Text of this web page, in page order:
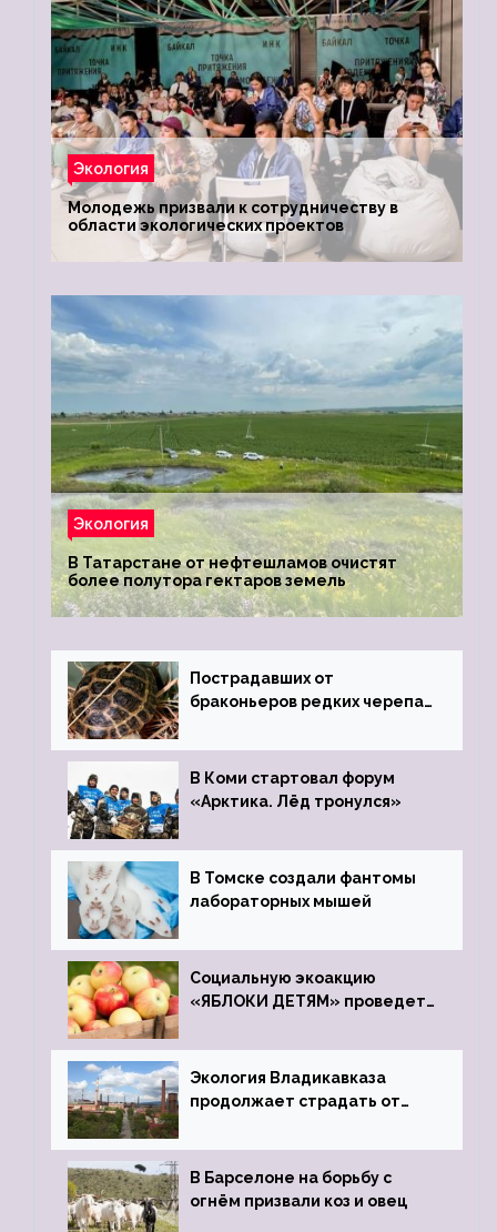
Экология
Молодежь призвали к сотрудничеству в
области экологических проектов
Экология
В Татарстане от нефтешламов очистят
более полутора гектаров земель
Пострадавших от
браконьеров редких черепах
зоопарк
В Коми стартовал форум
«Арктика. Лёд тронулся»
В Томске создали фантомы
лабораторных мышей
Социальную экоакцию
«ЯБЛОКИ ДЕТЯМ» проведет
Экология Владикавказа
продолжает страдать от
В Барселоне на борьбу с
огнём призвали коз и овец